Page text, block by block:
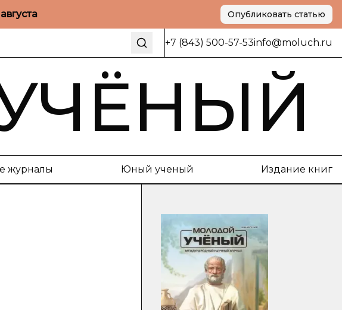
Опубликовать статью
+7 (843) 500-57-53info@moluch.ru
журналы Юный ученый Издание книг